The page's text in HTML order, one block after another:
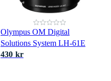
Olympus OM Digital
Solutions System LH-61E
430 kr